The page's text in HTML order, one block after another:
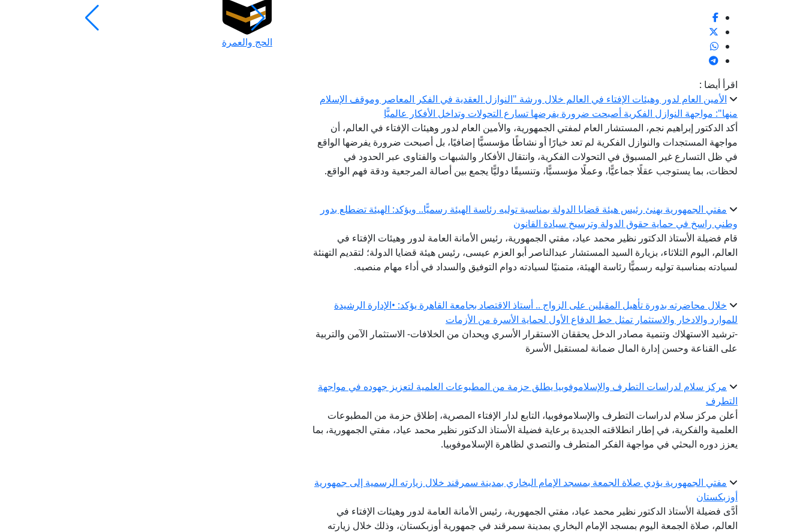
اقرأ أيضا :
الأمين العام لدور وهيئات الإفتاء في العالم خلال ورشة "النوازل العقدية في الفكر المعاصر وموقف الإسلام
منها": مواجهة النوازل الفكرية أصبحت ضرورة يفرضها تسارع التحولات وتداخل الأفكار عالميًّا
أكد الدكتور إبراهيم نجم، المستشار العام لمفتي الجمهورية، والأمين العام لدور وهيئات الإفتاء في العالم، أن
مواجهة المستجدات والنوازل الفكرية لم تعد خيارًا أو نشاطًا مؤسسيًّا إضافيًا، بل أصبحت ضرورة يفرضها الواقع
في ظل التسارع غير المسبوق في التحولات الفكرية، وانتقال الأفكار والشبهات والفتاوى عبر الحدود في
لحظات، بما يستوجب عقلًا جماعيًّا، وعملًا مؤسسيًّا، وتنسيقًا دوليًّا يجمع بين أصالة المرجعية ودقة فهم الواقع.
مفتي الجمهورية يهنئ رئيس هيئة قضايا الدولة بمناسبة توليه رئاسة الهيئة رسميًّا.. ويؤكد: الهيئة تضطلع بدور
وطني راسخ في حماية حقوق الدولة وترسيخ سيادة القانون
قام فضيلة الأستاذ الدكتور نظير محمد عياد، مفتي الجمهورية، رئيس الأمانة العامة لدور وهيئات الإفتاء في
العالم، اليوم الثلاثاء، بزيارة السيد المستشار عبدالناصر أبو العزم عيسى، رئيس هيئة قضايا الدولة؛ لتقديم التهنئة
لسيادته بمناسبة توليه رسميًّا رئاسة الهيئة، متمنيًا لسيادته دوام التوفيق والسداد في أداء مهام منصبه.
خلال محاضرته بدورة تأهيل المقبلين على الزواج .. أستاذ الاقتصاد بجامعة القاهرة يؤكد: •الإدارة الرشيدة
للموارد والادخار والاستثمار تمثل خط الدفاع الأول لحماية الأسرة من الأزمات
-ترشيد الاستهلاك وتنمية مصادر الدخل يحققان الاستقرار الأسري ويحدان من الخلافات- الاستثمار الآمن والتربية
على القناعة وحسن إدارة المال ضمانة لمستقبل الأسرة
مركز سلام لدراسات التطرف والإسلاموفوبيا يطلق حزمة من المطبوعات العلمية لتعزيز جهوده في مواجهة
التطرف
أعلن مركز سلام لدراسات التطرف والإسلاموفوبيا، التابع لدار الإفتاء المصرية، إطلاق حزمة من المطبوعات
العلمية والفكرية، في إطار انطلاقته الجديدة برعاية فضيلة الأستاذ الدكتور نظير محمد عياد، مفتي الجمهورية، بما
يعزز دوره البحثي في مواجهة الفكر المتطرف والتصدي لظاهرة الإسلاموفوبيا.
مفتي الجمهورية يؤدي صلاة الجمعة بمسجد الإمام البخاري بمدينة سمرقند خلال زيارته الرسمية إلى جمهورية
أوزبكستان
أدَّى فضيلة الأستاذ الدكتور نظير محمد عياد، مفتي الجمهورية، رئيس الأمانة العامة لدور وهيئات الإفتاء في
العالم، صلاة الجمعة اليوم بمسجد الإمام البخاري بمدينة سمرقند في جمهورية أوزبكستان، وذلك خلال زيارته
الحج والعمرة